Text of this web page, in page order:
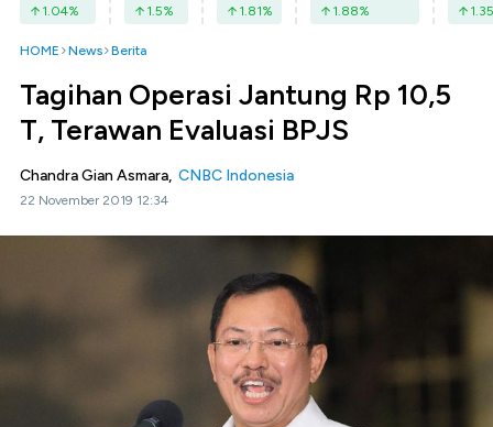
1.04% 1.5% 1.81% 1.88% 1.35
HOME News Berita
Tagihan Operasi Jantung Rp 10,5
T, Terawan Evaluasi BPJS
Chandra Gian Asmara, CNBC Indonesia
22 November 2019 12:34